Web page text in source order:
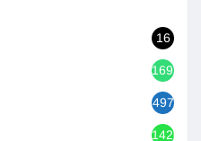
16
1692
497
1420